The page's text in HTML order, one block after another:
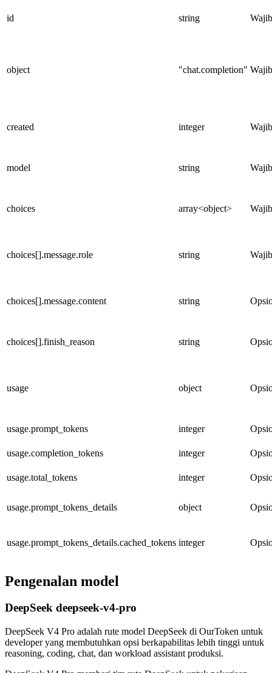
id string Wajib
object "chat.completion" Wajib
created integer Wajib
model string Wajib
choices array<object> Wajib
choices[].message.role string Wajib
choices[].message.content string
choices[].finish_reason string
usage object
usage.prompt_tokens integer
usage.completion_tokens integer
usage.total_tokens integer
usage.prompt_tokens_details object
usage.prompt_tokens_details.cached_tokens integer
Pengenalan model
DeepSeek deepseek-v4-pro
DeepSeek V4 Pro adalah rute model DeepSeek di OurToken untuk
developer yang membutuhkan opsi berkapabilitas lebih tinggi untuk
reasoning, coding, chat, dan workload assistant produksi.